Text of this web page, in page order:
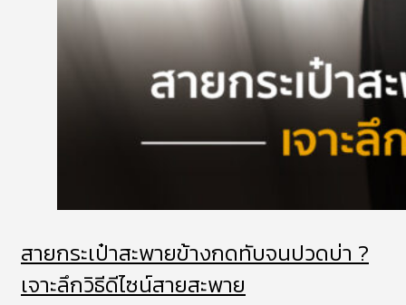
สายกระเป๋าสะพายข้างกดทับจนปวดบ่า ?
เจาะลึกวิธีดีไซน์สายสะพาย